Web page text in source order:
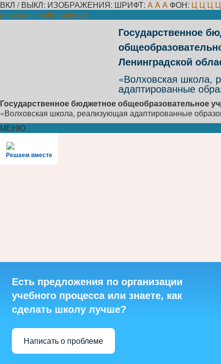
ВКЛ / ВЫКЛ: ИЗОБРАЖЕНИЯ: ШРИФТ: AAA ФОН: Ц Ц Ц Ц
для слабовидящих
Государственное
Ленинградской
«Волховская школа,
адаптированные
Государственное бюджетное общеобразовательное
«Волховская школа, реализующая адаптированные
МЕНЮ
Решаем вместе
Есть предложения по организации
учебного процесса или знаете, как
сделать школу лучше?
Написать о проблеме